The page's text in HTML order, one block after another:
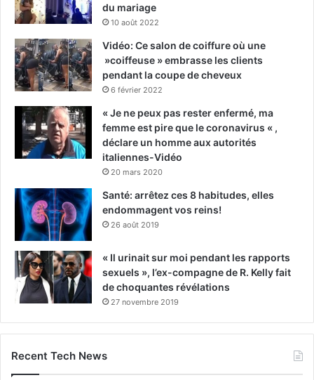
du mariage
10 août 2022
Vidéo: Ce salon de coiffure où une
»coiffeuse » embrasse les clients
pendant la coupe de cheveux
6 février 2022
« Je ne peux pas rester enfermé, ma
femme est pire que le coronavirus « ,
déclare un homme aux autorités
italiennes-Vidéo
20 mars 2020
Santé: arrêtez ces 8 habitudes, elles
endommagent vos reins!
26 août 2019
« Il urinait sur moi pendant les rapports
sexuels », l’ex-compagne de R. Kelly fait
de choquantes révélations
27 novembre 2019
Recent Tech News